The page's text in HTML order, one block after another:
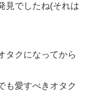
見でしたね(それは
タクになってから
も愛すべきオタク